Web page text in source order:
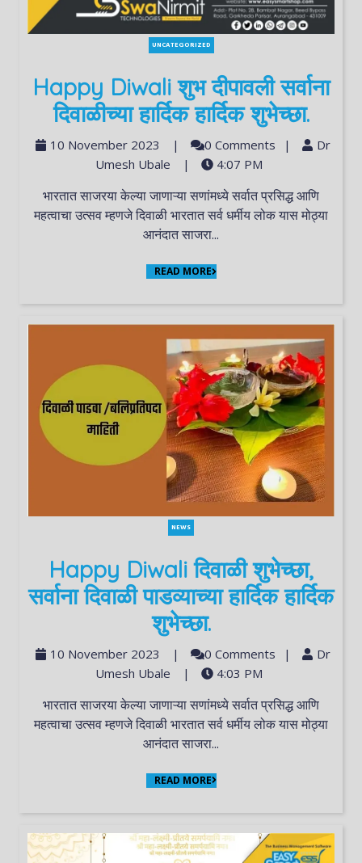
UNCATEGORIZED
Happy Diwali शुभ दीपावली सर्वाना
दिवाळीच्या हार्दिक हार्दिक शुभेच्छा.
10 November 2023 | 0 Comments |
Dr
Umesh Ubale
| 4:07 PM
भारतात साजरया केल्या जाणाऱ्या सणांमध्ये सर्वात प्रसिद्ध आणि
महत्वाचा उत्सव म्हणजे दिवाळी भारतात सर्व धर्मीय लोक यास मोठ्या
आनंदात साजरा...
READ MORE
NEWS
Happy Diwali दिवाळी शुभेच्छा,
सर्वाना दिवाळी पाडव्याच्या हार्दिक हार्दिक
शुभेच्छा.
10 November 2023 | 0 Comments |
Dr
Umesh Ubale
| 4:03 PM
भारतात साजरया केल्या जाणाऱ्या सणांमध्ये सर्वात प्रसिद्ध आणि
महत्वाचा उत्सव म्हणजे दिवाळी भारतात सर्व धर्मीय लोक यास मोठ्या
आनंदात साजरा...
READ MORE